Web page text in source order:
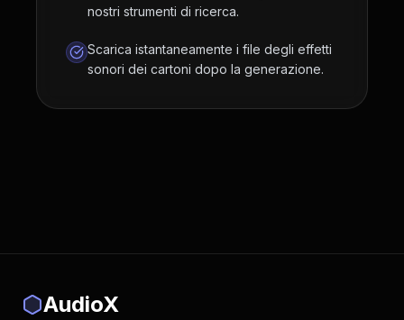
nostri strumenti di ricerca.
Scarica istantaneamente i file degli effetti
sonori dei cartoni dopo la generazione.
AudioX